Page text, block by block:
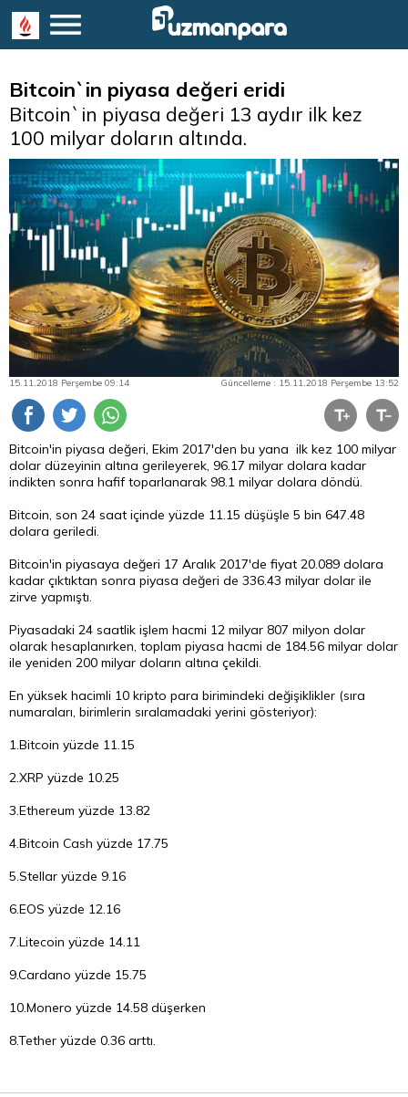
Bitcoin`in piyasa değeri eridi
Bitcoin`in piyasa değeri 13 aydır ilk kez
100 milyar doların altında.
15.11.2018 Perşembe 09:14 Güncelleme : 15.11.2018 Perşembe 13:52
Bitcoin'in piyasa değeri, Ekim 2017'den bu yana ilk kez 100 milyar
dolar düzeyinin altına gerileyerek, 96.17 milyar dolara kadar
indikten sonra hafif toparlanarak 98.1 milyar dolara döndü.
Bitcoin, son 24 saat içinde yüzde 11.15 düşüşle 5 bin 647.48
dolara geriledi.
Bitcoin'in piyasaya değeri 17 Aralık 2017'de fiyat 20.089 dolara
kadar çıktıktan sonra piyasa değeri de 336.43 milyar dolar ile
zirve yapmıştı.
Piyasadaki 24 saatlik işlem hacmi 12 milyar 807 milyon dolar
olarak hesaplanırken, toplam piyasa hacmi de 184.56 milyar dolar
ile yeniden 200 milyar doların altına çekildi.
En yüksek hacimli 10 kripto para birimindeki değişiklikler (sıra
numaraları, birimlerin sıralamadaki yerini gösteriyor):
1.Bitcoin yüzde 11.15
2.XRP yüzde 10.25
3.Ethereum yüzde 13.82
4.Bitcoin Cash yüzde 17.75
5.Stellar yüzde 9.16
6.EOS yüzde 12.16
7.Litecoin yüzde 14.11
9.Cardano yüzde 15.75
10.Monero yüzde 14.58 düşerken
8.Tether yüzde 0.36 arttı.